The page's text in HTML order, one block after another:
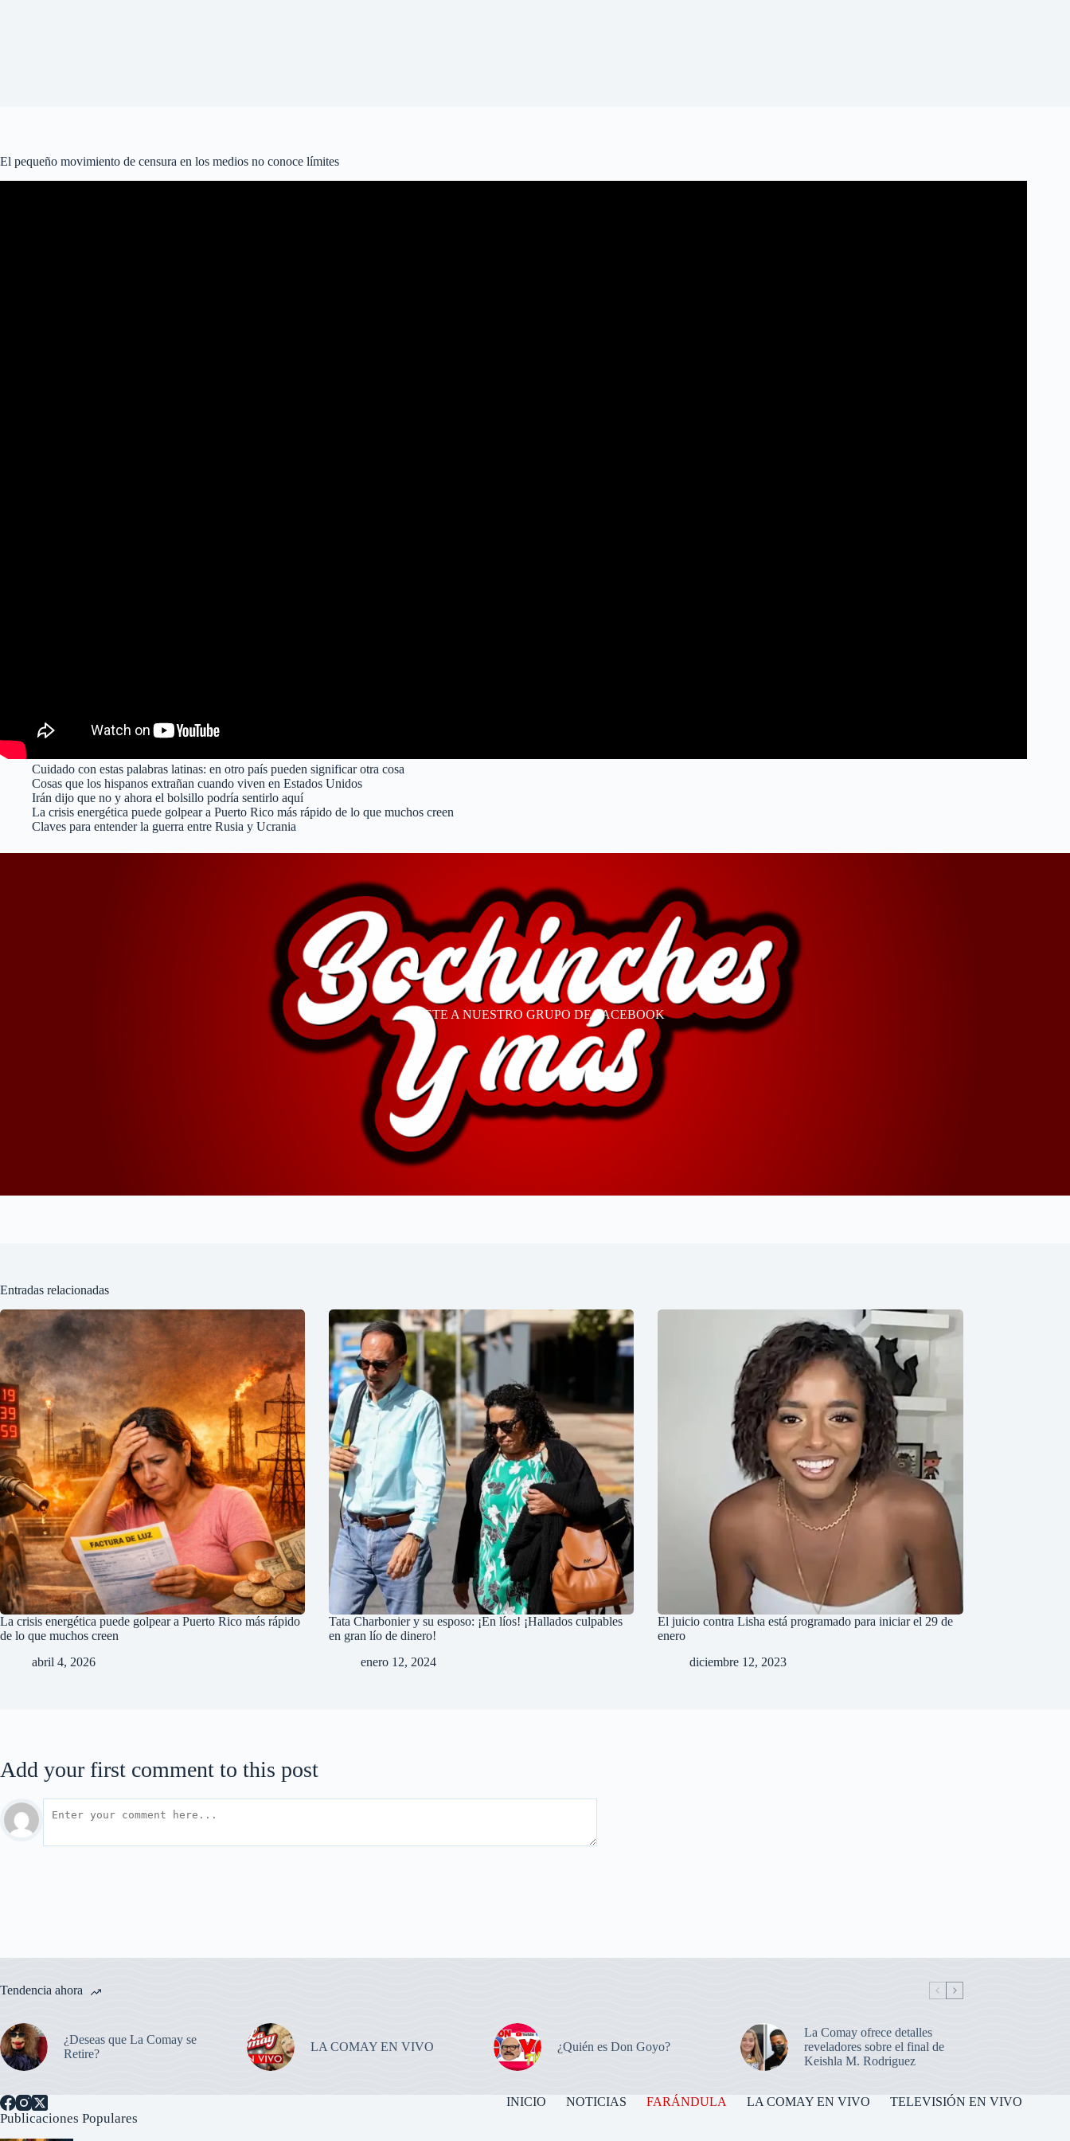
El pequeño movimiento de censura en los medios no conoce límites
Cuidado con estas palabras latinas: en otro país pueden significar otra cosa
Cosas que los hispanos extrañan cuando viven en Estados Unidos
Irán dijo que no y ahora el bolsillo podría sentirlo aquí
La crisis energética puede golpear a Puerto Rico más rápido de lo que muchos creen
Claves para entender la guerra entre Rusia y Ucrania
ÚNETE A NUESTRO GRUPO DE FACEBOOK
Entradas relacionadas
La crisis energética puede golpear a Puerto Rico más rápido
de lo que muchos creen
abril 4, 2026
Tata Charbonier y su esposo: ¡En líos! ¡Hallados culpables
en gran lío de dinero!
enero 12, 2024
El juicio contra Lisha está programado para iniciar el 29 de
enero
diciembre 12, 2023
Add your first comment to this post
Tendencia ahora
¿Deseas que La Comay se
Retire?
LA COMAY EN VIVO ¿Quién es Don Goyo?
La Comay ofrece detalles
reveladores sobre el final de
Keishla M. Rodriguez
INICIO NOTICIAS FARÁNDULA LA COMAY EN VIVO TELEVISIÓN EN VIVO
Publicaciones Populares